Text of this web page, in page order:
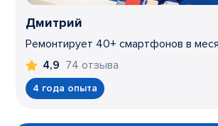
Дмитрий
Ремонтирует 40+ смартфонов в
4,9 74 отзыва
4 года опыта